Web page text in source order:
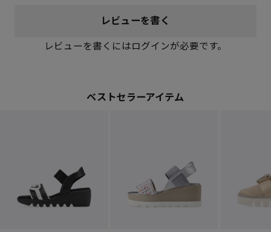
レビューを書く
レビューを書くにはログインが必要です。
ベストセラーアイテム